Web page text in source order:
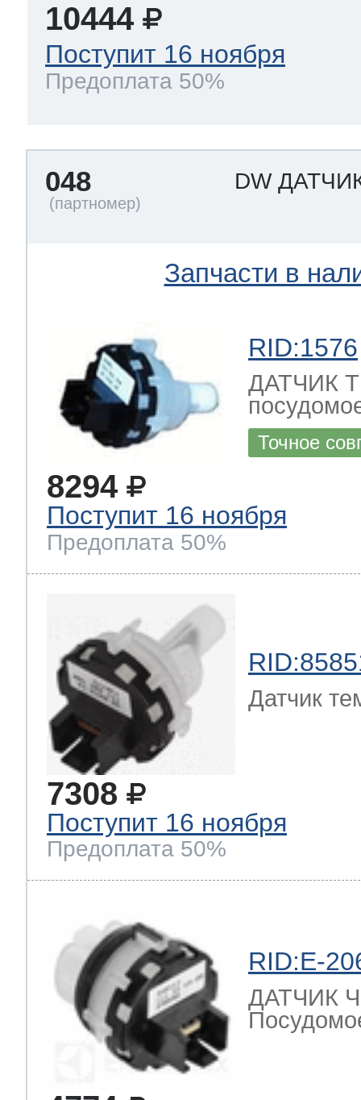
10444
Поступит 16 ноября
Предоплата 50%
048 DW
Запчасти в
RID:1576
ДАТЧИК
Точное
8294
Поступит 16 ноября
Предоплата 50%
Датчик
7308
Поступит 16 ноября
Предоплата 50%
RID:E-
ДАТЧИК